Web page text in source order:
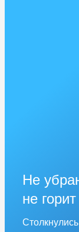
Не
не